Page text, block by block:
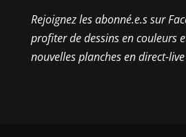
Rejoignez les abonné.e.s sur
profiter de dessins en couleurs
nouvelles planches en direct-